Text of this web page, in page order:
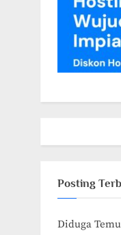
Posting
Diduga